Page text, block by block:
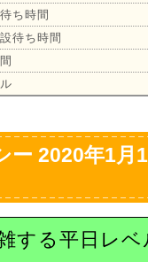
ち時間
待ち時間
ー 2020年1月
する平日レベ